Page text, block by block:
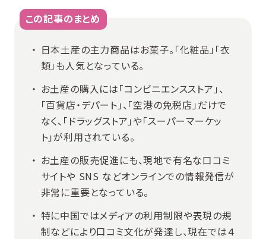
この記事のまとめ
日本土産の主力商品はお菓子。「化粧品」「衣
類」も人気となっている。
お土産の購入には「コンビニエンスストア」、
「百貨店・デパート」、「空港の免税店」だけで
なく、「ドラッグストア」や「スーパーマーケッ
ト」が利用されている。
お土産の販売促進にも、現地で有名な口コミ
サイトや SNS などオンラインでの情報発信が
非常に重要となっている。
特に中国ではメディアの利用制限や表現の規
制などにより口コミ文化が発達し、現在では４